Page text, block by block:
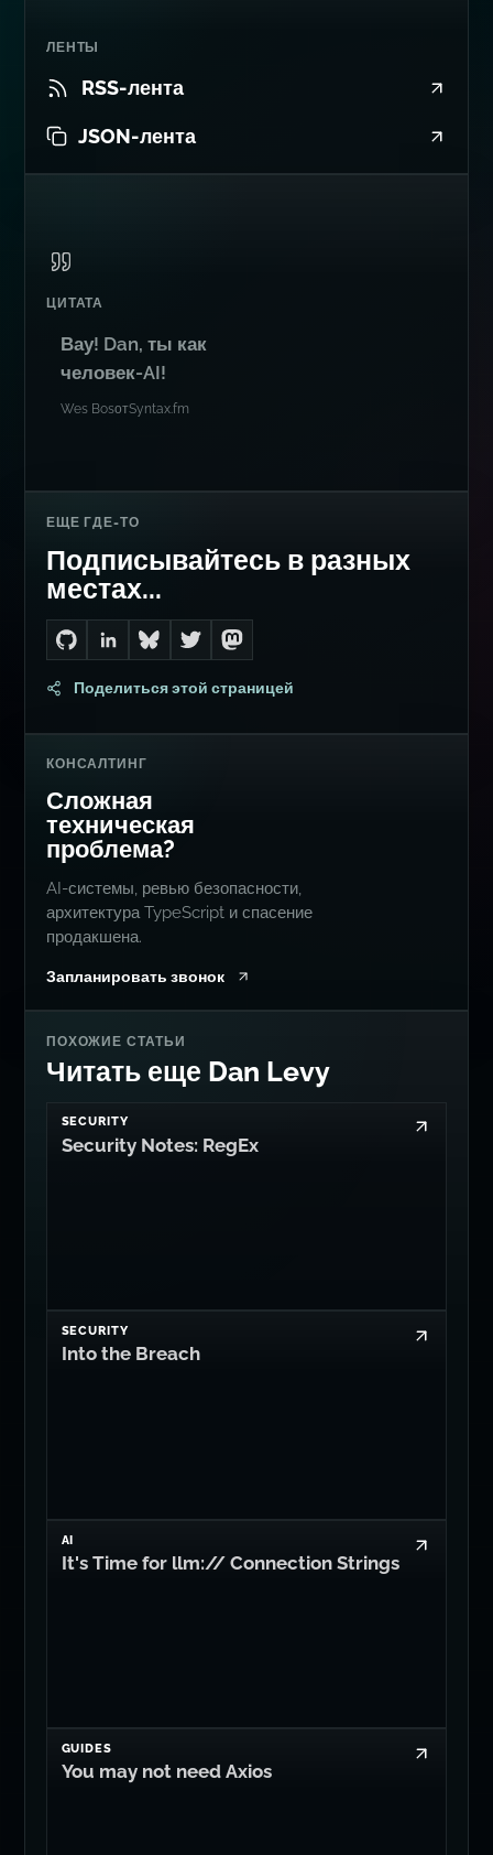
ЛЕНТЫ
RSS-лента
JSON-лента
ЦИТАТА
Вау! Dan, ты как
человек-AI!
Wes BosотSyntax.fm
ЕЩЕ ГДЕ-ТО
Подписывайтесь в разных
местах...
Go to Dan's GitHub
Connect with me on LinkedIn
Follow me on Bluesky
Follow me on Twitter
Follow me on Mastodon
Поделиться этой страницей
КОНСАЛТИНГ
Сложная
техническая
проблема?
AI-системы, ревью безопасности,
архитектура TypeScript и спасение
продакшена.
Запланировать звонок
ПОХОЖИЕ СТАТЬИ
Читать еще Dan Levy
SECURITY
Security Notes: RegEx
SECURITY
Into the Breach
AI
It's Time for llm:// Connection Strings
GUIDES
You may not need Axios